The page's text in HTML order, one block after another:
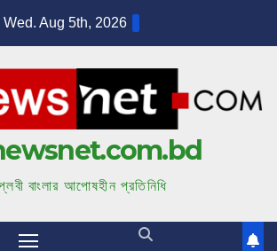
Wed. Aug 5th, 2026
বাংলার আপোষহীন প্রতিনিধি